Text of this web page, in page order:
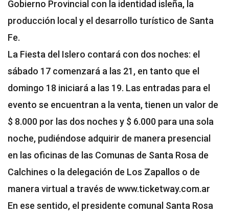
Gobierno Provincial con la identidad isleña, la
producción local y el desarrollo turístico de Santa
Fe.
La Fiesta del Islero contará con dos noches: el
sábado 17 comenzará a las 21, en tanto que el
domingo 18 iniciará a las 19. Las entradas para el
evento se encuentran a la venta, tienen un valor de
$ 8.000 por las dos noches y $ 6.000 para una sola
noche, pudiéndose adquirir de manera presencial
en las oficinas de las Comunas de Santa Rosa de
Calchines o la delegación de Los Zapallos o de
manera virtual a través de www.ticketway.com.ar
En ese sentido, el presidente comunal Santa Rosa